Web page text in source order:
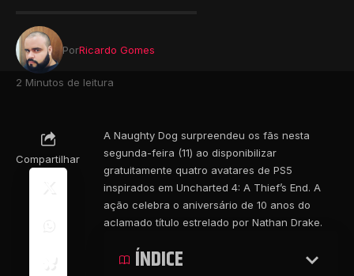
PorRicardo Gomes
2 Minutos de leitura
Compartilhar
A Naughty Dog surpreendeu os fãs nesta
segunda-feira (11) ao disponibilizar
gratuitamente quatro avatares de PS5
inspirados em Uncharted 4: A Thief’s End. A
ação celebra o aniversário de 10 anos do
aclamado título estrelado por Nathan Drake.
ÍNDICE